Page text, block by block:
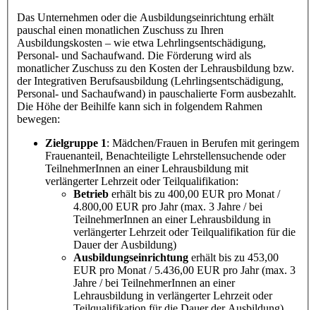
Das Unternehmen oder die Ausbildungseinrichtung erhält
pauschal einen monatlichen Zuschuss zu Ihren
Ausbildungskosten – wie etwa Lehrlingsentschädigung,
Personal- und Sachaufwand. Die Förderung wird als
monatlicher Zuschuss zu den Kosten der Lehrausbildung bzw.
der Integrativen Berufsausbildung (Lehrlingsentschädigung,
Personal- und Sachaufwand) in pauschalierte Form ausbezahlt.
Die Höhe der Beihilfe kann sich in folgendem Rahmen
bewegen:
Zielgruppe 1: Mädchen/Frauen in Berufen mit geringem
Frauenanteil, Benachteiligte Lehrstellensuchende oder
TeilnehmerInnen an einer Lehrausbildung mit
verlängerter Lehrzeit oder Teilqualifikation:
Betrieb erhält bis zu 400,00 EUR pro Monat /
4.800,00 EUR pro Jahr (max. 3 Jahre / bei
TeilnehmerInnen an einer Lehrausbildung in
verlängerter Lehrzeit oder Teilqualifikation für die
Dauer der Ausbildung)
Ausbildungseinrichtung erhält bis zu 453,00
EUR pro Monat / 5.436,00 EUR pro Jahr (max. 3
Jahre / bei TeilnehmerInnen an einer
Lehrausbildung in verlängerter Lehrzeit oder